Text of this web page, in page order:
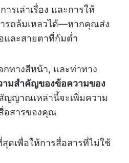
รเล่าเรื่อง และการให้
ารถล้มเหลวได้—หากคุณส่ง
และสายตาที่ก้มต่ำ
ทางสีหน้า, และท่าทาง
ามสำคัญของข้อความของ
ญญาณเหล่านี้จะเพิ่มความ
อสารของคุณ
ดเพื่อให้การสื่อสารที่ไม่ใช้